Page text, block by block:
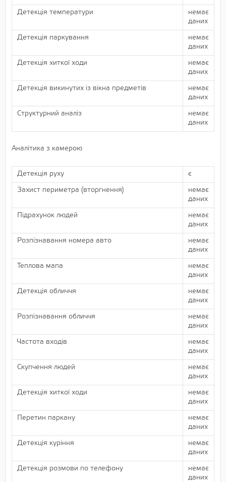
Детекція температури
немає
даних
Детекція паркування
немає
даних
Детекція хиткої ходи
немає
даних
Детекція викинутих із вікна предметів
немає
даних
Структурний аналіз
немає
даних
Аналітика з камерою
Детекція руху є
Захист периметра (вторгнення)
немає
даних
Підрахунок людей
немає
даних
Розпізнавання номера авто
немає
даних
Теплова мапа
немає
даних
Детекція обличчя
немає
даних
Розпізнавання обличчя
немає
даних
Частота входів
немає
даних
Скупчення людей
немає
даних
Детекція хиткої ходи
немає
даних
Перетин паркану
немає
даних
Детекція куріння
немає
даних
Детекція розмови по телефону
немає
даних